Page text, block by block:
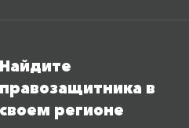
Найдите
правозащитника в
своем регионе